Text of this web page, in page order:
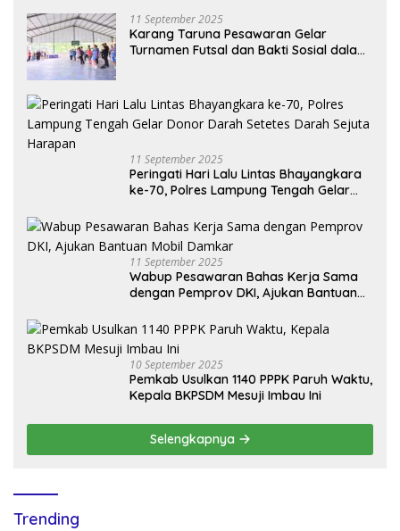
11 September 2025
Karang Taruna Pesawaran Gelar
Turnamen Futsal dan Bakti Sosial dalam
11 September 2025
Peringati Hari Lalu Lintas Bhayangkara
ke-70, Polres Lampung Tengah Gelar
Harapan
11 September 2025
Wabup Pesawaran Bahas Kerja Sama
dengan Pemprov DKI, Ajukan Bantuan
10 September 2025
Pemkab Usulkan 1140 PPPK Paruh Waktu,
Kepala BKPSDM Mesuji Imbau Ini
Selengkapnya
Trending